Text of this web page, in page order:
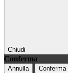
Chiudi
Conferma
Annulla Conferma